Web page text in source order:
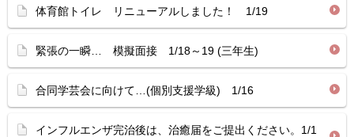
体育館トイレ リニューアルしました！ 1/19
緊張の一瞬… 模擬面接 1/18～19 (三年生)
合同学芸会に向けて…(個別支援学級) 1/16
インフルエンザ完治後は、治癒届をご提出ください。1/1